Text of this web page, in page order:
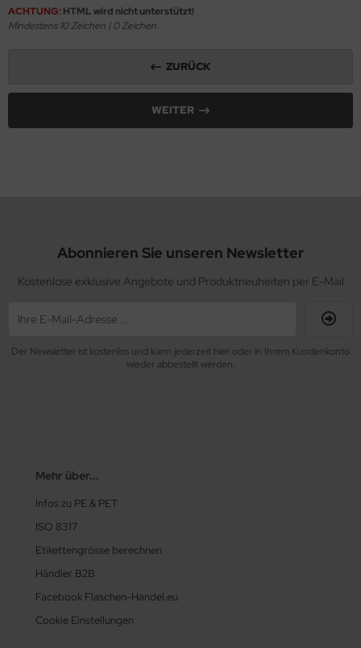
ACHTUNG: HTML wird nicht unterstützt!
Mindestens 10 Zeichen |0Zeichen
ZURÜCK
WEITER
Abonnieren Sie unseren Newsletter
Kostenlose exklusive Angebote und Produktneuheiten per E-Mail
Der Newsletter ist kostenlos und kann jederzeit hier oder in Ihrem Kundenkonto
wieder abbestellt werden.
Mehr über...
Infos zu PE & PET
ISO 8317
Etikettengrösse berechnen
Händler B2B
Facebook Flaschen-Handel.eu
Cookie Einstellungen